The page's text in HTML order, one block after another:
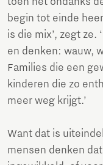
begin tot einde
is die mix’, zegt
en denken: wauw,
Families die een
kinderen die zo
meer weg krijgt.’
Want dat is
mensen denken